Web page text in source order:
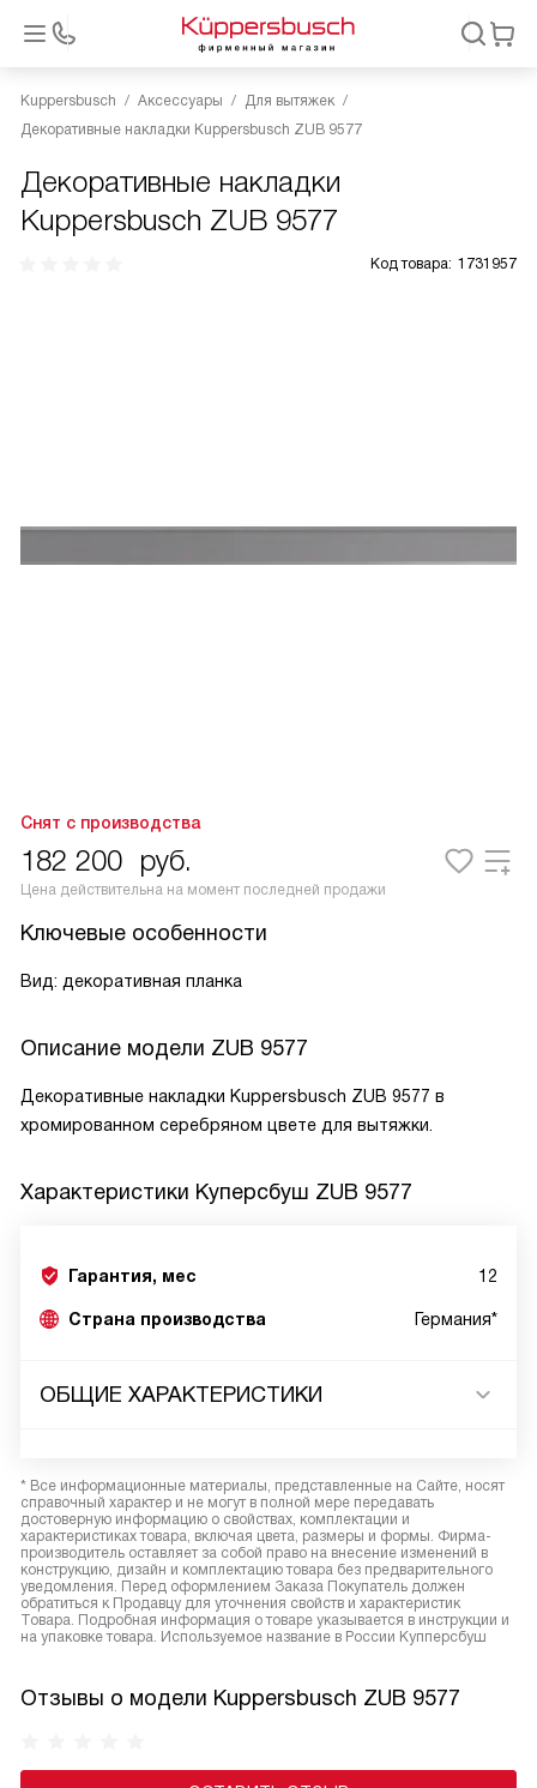
Kuppersbusch Аксессуары
Для вытяжек
Декоративные накладки Kuppersbusch ZUB 9577
Декоративные накладки
Kuppersbusch ZUB 9577
Код товара: 1731957
Снят с производства
182 200 руб.
Цена действительна на момент последней продажи
Ключевые особенности
Вид: декоративная планка
Описание модели ZUB 9577
Декоративные накладки Kuppersbusch ZUB 9577 в
хромированном серебряном цвете для вытяжки.
Характеристики Куперсбуш ZUB 9577
Гарантия, мес 12
Страна производства Германия*
ОБЩИЕ ХАРАКТЕРИСТИКИ
* Все информационные материалы, представленные на Сайте, носят
справочный характер и не могут в полной мере передавать
достоверную информацию о свойствах, комплектации и
характеристиках товара, включая цвета, размеры и формы. Фирма-
производитель оставляет за собой право на внесение изменений в
конструкцию, дизайн и комплектацию товара без предварительного
уведомления. Перед оформлением Заказа Покупатель должен
обратиться к Продавцу для уточнения свойств и характеристик
Товара. Подробная информация о товаре указывается в инструкции и
на упаковке товара. Используемое название в России Купперсбуш
Отзывы о модели Kuppersbusch ZUB 9577